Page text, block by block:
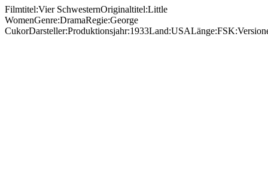
Filmtitel:Vier SchwesternOriginaltitel:Little
WomenGenre:DramaRegie:George